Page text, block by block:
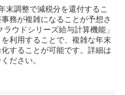
調整で減税分を還付するこ
務が複雑になることが予想さ
ウドシリーズ給与計算機能」
利用することで、複雑な年末
することが可能です。詳細は
ださい。